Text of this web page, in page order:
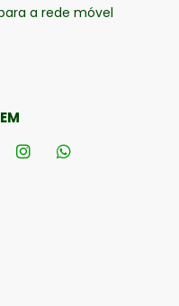
a rede móvel